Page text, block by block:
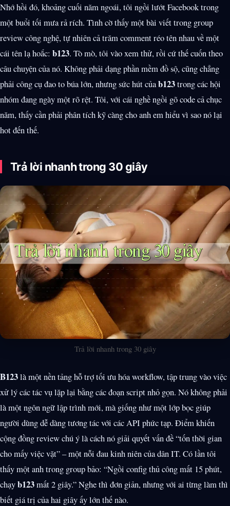
Nhớ hồi đó, khoảng cuối năm ngoái, tôi ngồi lướt Facebook trong
một buổi tối mưa rả rích. Tình cờ thấy một bài viết trong group
review công nghệ, tự nhiên cả trăm comment réo tên nhau về một
cái tên lạ hoắc: b123. Tò mò, tôi vào xem thử, rồi cứ thế cuốn theo
câu chuyện của nó. Không phải dạng phần mềm đồ sộ, cũng chẳng
phải công cụ đao to búa lớn, nhưng sức hút củab123trong các hội
nhóm đang ngày một rõ rệt. Tôi, với cái nghề ngồi gõ code cả chục
năm, thấy cần phải phân tích kỹ càng cho anh em hiểu vì sao nó lại
hot đến thế.
Trả lời nhanh trong 30 giây
Trả lời nhanh trong 30 giây
B123là một nền tảng hỗ trợ tối ưu hóa workflow, tập trung vào việc
xử lý các tác vụ lặp lại bằng các đoạn script nhỏ gọn. Nó không phải
là một ngôn ngữ lập trình mới, mà giống như một lớp bọc giúp
người dùng dễ dàng tương tác với các API phức tạp. Điểm khiến
cộng đồng review chú ý là cách nó giải quyết vấn đề “tốn thời gian
cho mấy việc vặt” – một nỗi đau kinh niên của dân IT. Có lần tôi
thấy một anh trong group bảo: “Ngồi config thủ công mất 15 phút,
chạyb123mất 2 giây.” Nghe thì đơn giản, nhưng với ai từng làm thì
biết giá trị của hai giây ấy lớn thế nào.